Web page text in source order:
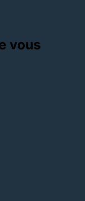
vous